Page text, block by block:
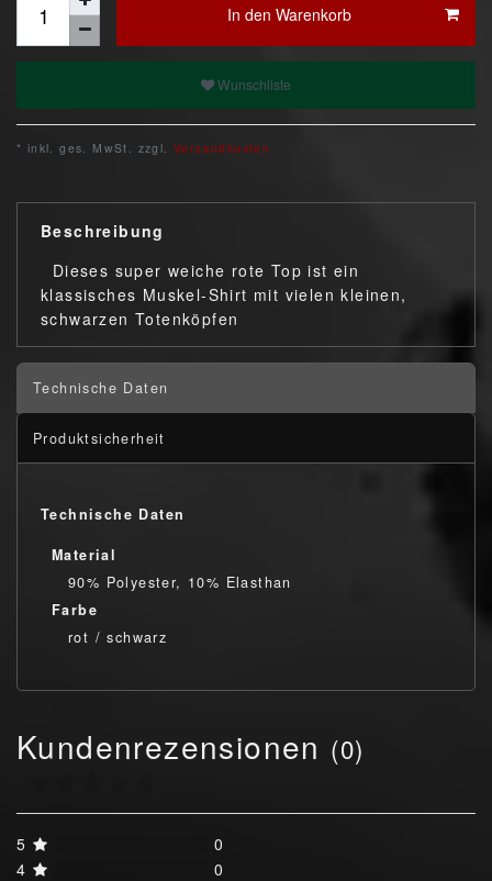
In den Warenkorb
Wunschliste
* inkl. ges. MwSt. zzgl. Versandkosten
Beschreibung
Dieses super weiche rote Top ist ein
klassisches Muskel-Shirt mit vielen kleinen,
schwarzen Totenköpfen
Technische Daten
Produktsicherheit
Technische Daten
Material
90% Polyester, 10% Elasthan
Farbe
rot / schwarz
Kundenrezensionen (0)
5
0
4
0